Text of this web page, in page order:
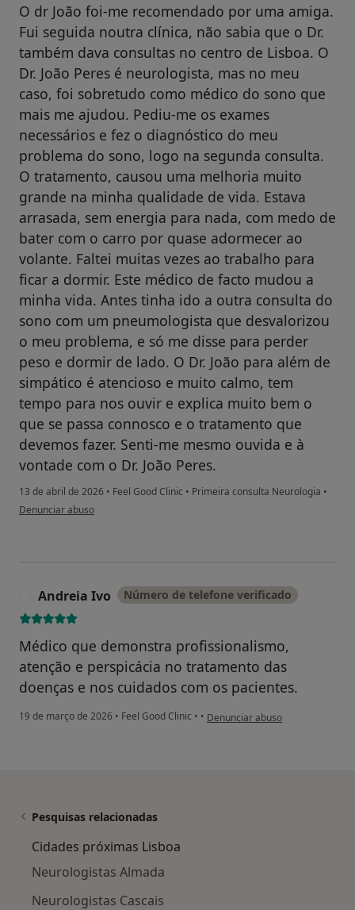
O dr João foi-me recomendado por uma amiga.
Fui seguida noutra clínica, não sabia que o Dr.
também dava consultas no centro de Lisboa. O
Dr. João Peres é neurologista, mas no meu
caso, foi sobretudo como médico do sono que
mais me ajudou. Pediu-me os exames
necessários e fez o diagnóstico do meu
problema do sono, logo na segunda consulta.
O tratamento, causou uma melhoria muito
grande na minha qualidade de vida. Estava
arrasada, sem energia para nada, com medo de
bater com o carro por quase adormecer ao
volante. Faltei muitas vezes ao trabalho para
ficar a dormir. Este médico de facto mudou a
minha vida. Antes tinha ido a outra consulta do
sono com um pneumologista que desvalorizou
o meu problema, e só me disse para perder
peso e dormir de lado. O Dr. João para além de
simpático é atencioso e muito calmo, tem
tempo para nos ouvir e explica muito bem o
que se passa connosco e o tratamento que
devemos fazer. Senti-me mesmo ouvida e à
vontade com o Dr. João Peres.
13 de abril de 2026 • Feel Good Clinic • Primeira consulta Neurologia •
na opinião do utilizador Maria S
Denunciar abuso
Andreia Ivo Número de telefone verificado
Médico que demonstra profissionalismo,
atenção e perspicácia no tratamento das
doenças e nos cuidados com os pacientes.
19 de março de 2026 • Feel Good Clinic • • na opinião do utilizador Andreia
Denunciar abuso
Pesquisas relacionadas
Cidades próximas Lisboa
Neurologistas Almada
Neurologistas Cascais